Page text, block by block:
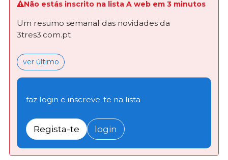
Não estás inscrito na lista A web em 3 minutos
Um resumo semanal das novidades da
3tres3.com.pt
ver último
faz login e inscreve-te na lista
Regista-te login